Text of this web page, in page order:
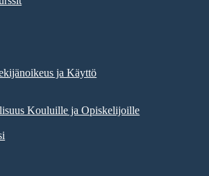
ja Käyttö
Kouluille ja Opiskelijoille